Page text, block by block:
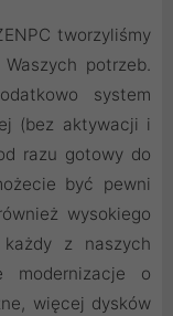
tworzyliśmy
potrzeb.
system
(bez aktywacji i
razu gotowy do
być pewni
wysokiego
z naszych
modernizacje o
więcej dysków